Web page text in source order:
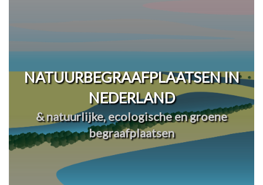
NATUURBEGRAAFPLAATSEN IN
NEDERLAND
& natuurlijke, ecologische en groene
begraafplaatsen